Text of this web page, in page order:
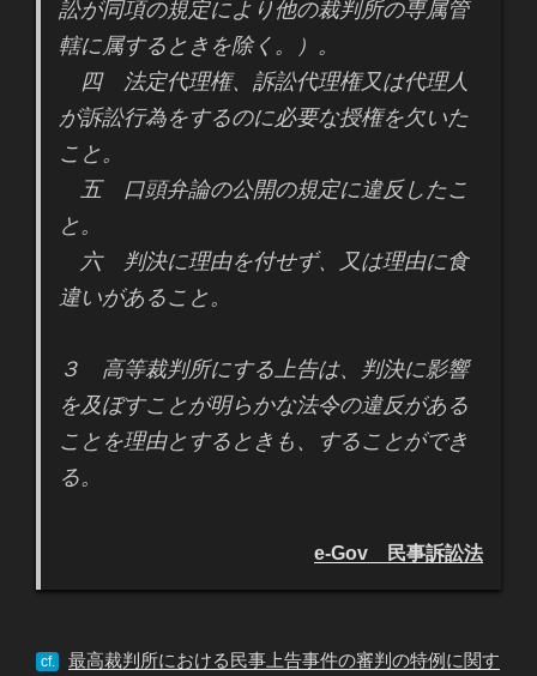
訟が同項の規定により他の裁判所の専属管
轄に属するときを除く。）。
四 法定代理権、訴訟代理権又は代理人
が訴訟行為をするのに必要な授権を欠いた
こと。
五 口頭弁論の公開の規定に違反したこ
と。
六 判決に理由を付せず、又は理由に食
違いがあること。
３ 高等裁判所にする上告は、判決に影響
を及ぼすことが明らかな法令の違反がある
ことを理由とするときも、することができ
る。
e-Gov 民事訴訟法
cf.
最高裁判所における民事上告事件の審判の特例に関す